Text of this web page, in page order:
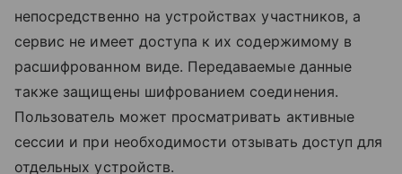
непосредственно на устройствах участников, а
сервис не имеет доступа к их содержимому в
расшифрованном виде. Передаваемые данные
также защищены шифрованием соединения.
Пользователь может просматривать активные
сессии и при необходимости отзывать доступ для
отдельных устройств.